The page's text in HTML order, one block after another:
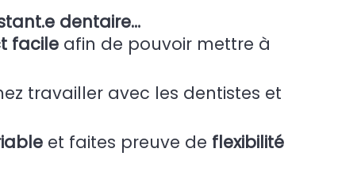
dentaire…
facile afin de pouvoir mettre à
travailler avec les dentistes et
et faites preuve de flexibilité